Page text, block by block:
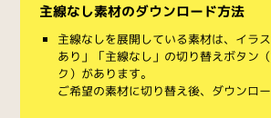
主線なし素材のダウンロード方法
主線なしを展開している素材は、イラ
あり」「主線なし」の切り替えボタン
ク）があります。
ご希望の素材に切り替え後、ダウンロー